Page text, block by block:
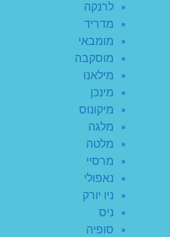
לרנקה
מדריד
מומבאי
מוסקבה
מילאנו
מינכן
מיקונוס
מלגה
מלטה
מרסיי
נאפולי
ניו יורק
ניס
סופיה